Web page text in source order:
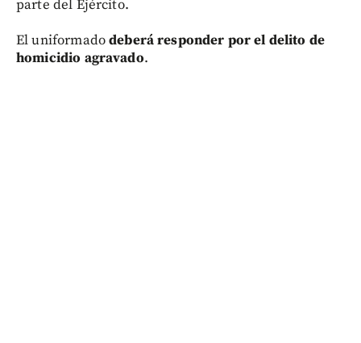
parte del Ejército.
El uniformadodeberá responder por el delito de
homicidio agravado.